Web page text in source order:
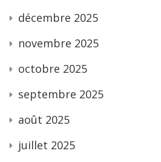
décembre 2025
novembre 2025
octobre 2025
septembre 2025
août 2025
juillet 2025